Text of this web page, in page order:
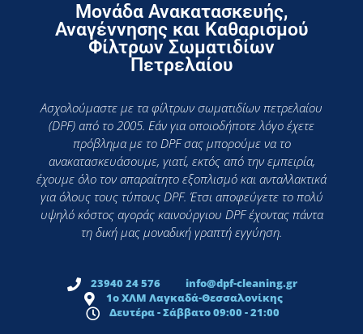
Μονάδα Ανακατασκευής,
Αναγέννησης και Καθαρισμού
Φίλτρων Σωματιδίων
Πετρελαίου
Ασχολούμαστε με τα φίλτρων σωματιδίων πετρελαίου
(DPF) από το 2005. Εάν για οποιοδήποτε λόγο έχετε
πρόβλημα με το DPF σας μπορούμε να το
ανακατασκευάσουμε, γιατί, εκτός από την εμπειρία,
έχουμε όλο τον απαραίτητο εξοπλισμό και ανταλλακτικά
για όλους τους τύπους DPF. Έτσι αποφεύγετε το πολύ
υψηλό κόστος αγοράς καινούργιου DPF έχοντας πάντα
τη δική μας μοναδική γραπτή εγγύηση.
23940 24 576
info@dpf-cleaning.gr
1ο ΧΛΜ Λαγκαδά-Θεσσαλονίκης
Δευτέρα - Σάββατο 09:00 - 21:00